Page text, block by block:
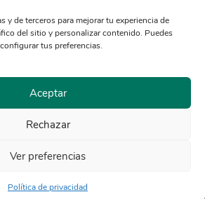
y de terceros para mejorar tu experiencia de
del sitio y personalizar contenido. Puedes
tus preferencias.
Aceptar
Rechazar
Ver preferencias
Política de privacidad
Suscríbete
Ambiente y
|Política de privacidad